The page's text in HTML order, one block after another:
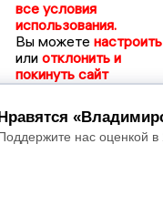
все условия
использования.
Вы можете настроить
или отклонить и
покинуть сайт
Принять